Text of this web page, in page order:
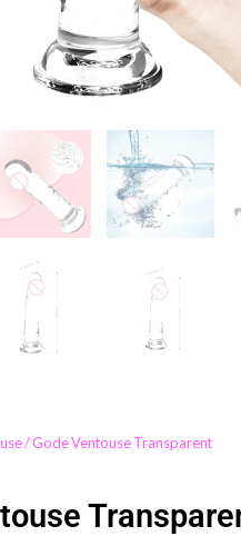
/ Gode Ventouse Transparent